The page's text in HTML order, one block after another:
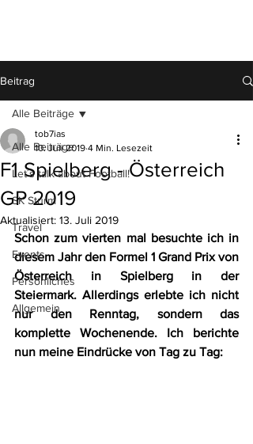
Beitrag
Alle Beiträge
Let´s talk about Football!
SK Sturm
Travel
Events
Persönliches
Allgemein
Alle Beiträge
F1 Spielberg - Österreich
GP 2019
tob7ias
10. Juli 2019 4 Min. Lesezeit
Aktualisiert: 13. Juli 2019
Schon zum vierten mal besuchte ich in
diesem Jahr den Formel 1 Grand Prix von
Österreich in Spielberg in der
Steiermark. Allerdings erlebte ich nicht
nur den Renntag, sondern das
komplette Wochenende. Ich berichte
nun meine Eindrücke von Tag zu Tag: